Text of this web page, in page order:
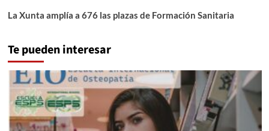
La Xunta amplía a 676 las plazas de Formación Sanitaria
Te pueden interesar